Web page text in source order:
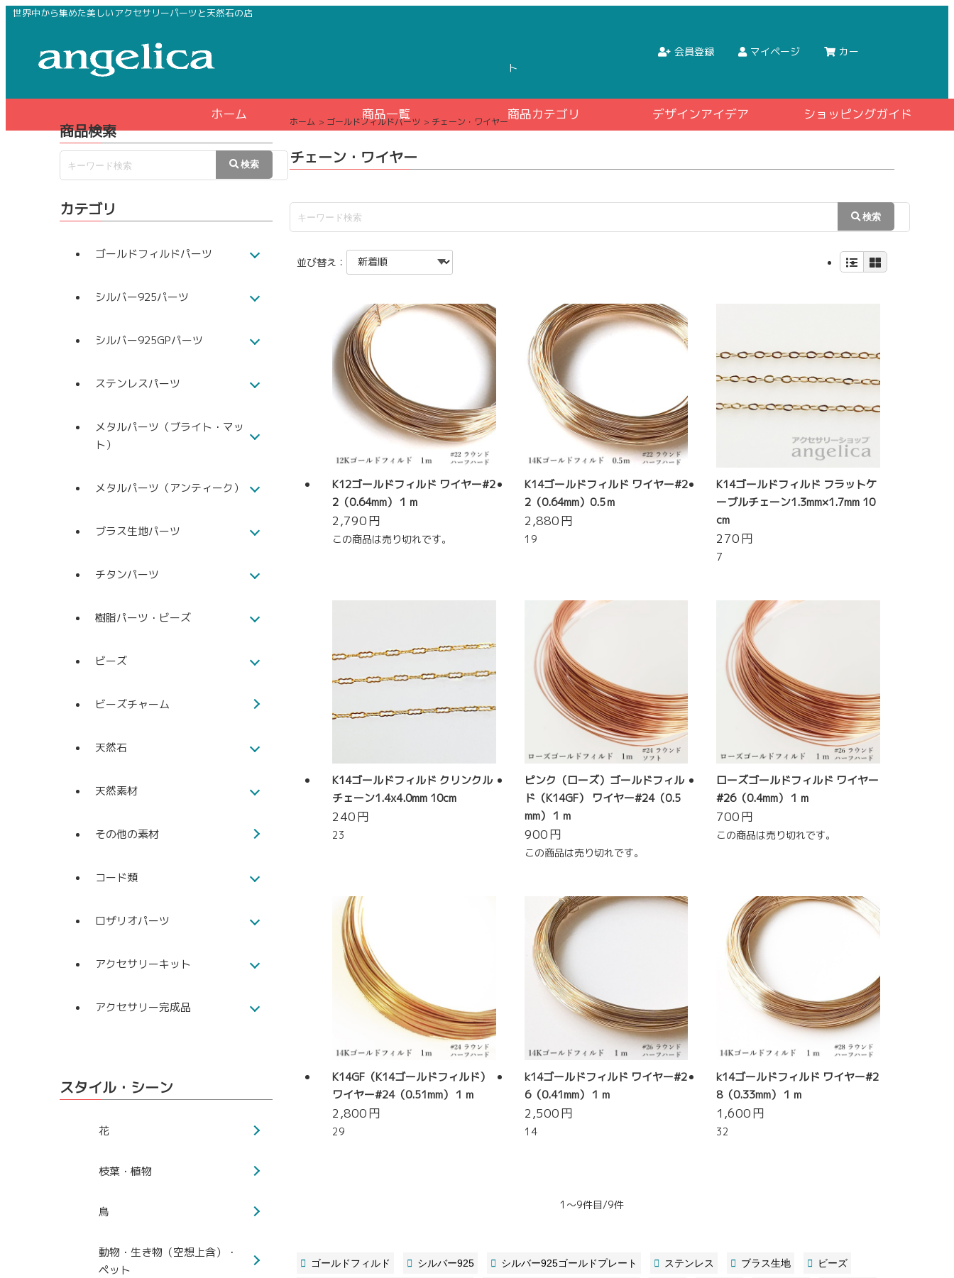
世界中から集めた美しいアクセサリーパーツと天然石の店
会員登録 マイページ
カー
ト
ホーム 商品一覧 商品カテゴリ デザインアイデア ショッピングガイド
ホーム ゴールドフィルドパーツ チェーン・ワイヤー
チェーン・ワイヤー
並び替え：
K12ゴールドフィルド ワイヤー#2
2（0.64mm）１ｍ
2,790円
この商品は売り切れです。
K14ゴールドフィルド ワイヤー#2
2（0.64mm）0.5ｍ
2,880円
19
K14ゴールドフィルド フラットケ
ーブルチェーン1.3mm×1.7mm 10
cm
270円
7
K14ゴールドフィルド クリンクル
チェーン1.4x4.0mm 10cm
240円
23
ピンク（ローズ）ゴールドフィル
ド（K14GF） ワイヤー#24（0.5
mm）１ｍ
900円
この商品は売り切れです。
ローズゴールドフィルド ワイヤー
#26（0.4mm）１ｍ
700円
この商品は売り切れです。
K14GF（K14ゴールドフィルド）
ワイヤー#24（0.51mm）１ｍ
2,800円
29
k14ゴールドフィルド ワイヤー#2
6（0.41mm）１ｍ
2,500円
14
k14ゴールドフィルド ワイヤー#2
8（0.33mm）１ｍ
1,600円
32
1～9件目/9件
ゴールドフィルド シルバー925 シルバー925ゴールドプレート ステンレス ブラス生地 ビーズ
商品検索
カテゴリ
ゴールドフィルドパーツ
シルバー925パーツ
シルバー925GPパーツ
ステンレスパーツ
メタルパーツ（ブライト・マッ
ト）
メタルパーツ（アンティーク）
ブラス生地パーツ
チタンパーツ
樹脂パーツ・ビーズ
ビーズ
ビーズチャーム
天然石
天然素材
その他の素材
コード類
ロザリオパーツ
アクセサリーキット
アクセサリー完成品
スタイル・シーン
花
枝葉・植物
鳥
動物・生き物（空想上含）・
ペット